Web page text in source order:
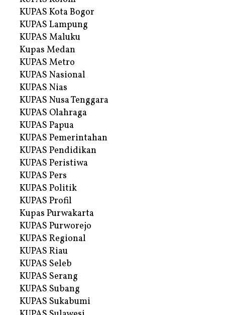
KUPAS Kota Bogor
KUPAS Lampung
KUPAS Maluku
Kupas Medan
KUPAS Metro
KUPAS Nasional
KUPAS Nias
KUPAS Nusa Tenggara
KUPAS Olahraga
KUPAS Papua
KUPAS Pemerintahan
KUPAS Pendidikan
KUPAS Peristiwa
KUPAS Pers
KUPAS Politik
KUPAS Profil
Kupas Purwakarta
KUPAS Purworejo
KUPAS Regional
KUPAS Riau
KUPAS Seleb
KUPAS Serang
KUPAS Subang
KUPAS Sukabumi